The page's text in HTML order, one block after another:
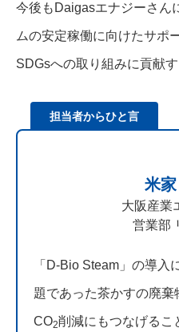
今後もDaigasエナジーさん
ムの安定稼働に向けたサポ
SDGsへの取り組みに貢献
担当者からひと言
米
大阪産業
営業部
「D-Bio Steam」の導入
題であった茶かすの廃
CO2削減にもつなげるこ